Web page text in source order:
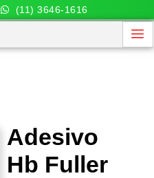
(11) 3646-1616
Adesivo
Hb Fuller